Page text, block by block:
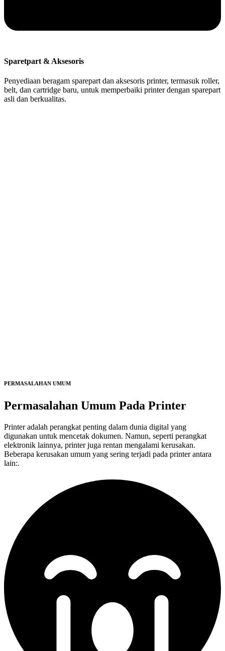
Sparetpart & Aksesoris
Penyediaan beragam sparepart dan aksesoris printer, termasuk roller,
belt, dan cartridge baru, untuk memperbaiki printer dengan sparepart
asli dan berkualitas.
PERMASALAHAN UMUM
Permasalahan Umum Pada Printer
Printer adalah perangkat penting dalam dunia digital yang
digunakan untuk mencetak dokumen. Namun, seperti perangkat
elektronik lainnya, printer juga rentan mengalami kerusakan.
Beberapa kerusakan umum yang sering terjadi pada printer antara
lain:.